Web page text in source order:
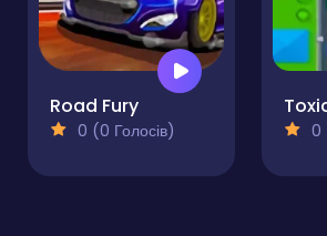
Road Fury
0 (0 Голосів) 0